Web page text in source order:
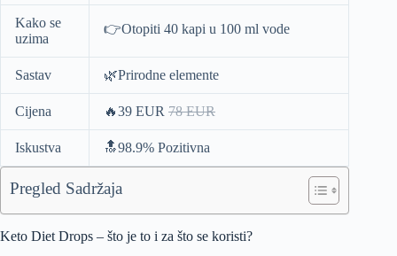
Kako se
uzima
👉Otopiti 40 kapi u 100 ml vode
Sastav 🌿Prirodne elemente
Cijena 🔥39 EUR 78 EUR
Iskustva 🔝98.9% Pozitivna
Pregled Sadržaja
Keto Diet Drops – što je to i za što se koristi?